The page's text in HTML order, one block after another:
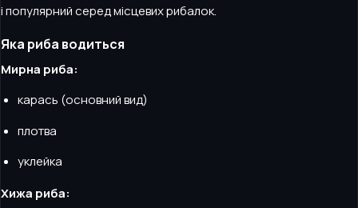
і популярний серед місцевих рибалок.
Яка риба водиться
Мирна риба:
карась (основний вид)
плотва
уклейка
Хижа риба: